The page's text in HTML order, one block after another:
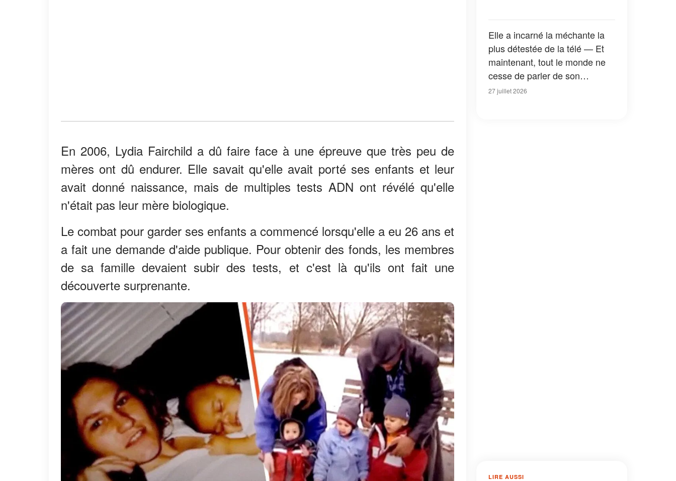
En 2006, Lydia Fairchild a dû faire face à une épreuve que très peu de
mères ont dû endurer. Elle savait qu'elle avait porté ses enfants et leur
avait donné naissance, mais de multiples tests ADN ont révélé qu'elle
n'était pas leur mère biologique.
Le combat pour garder ses enfants a commencé lorsqu'elle a eu 26 ans et
a fait une demande d'aide publique. Pour obtenir des fonds, les membres
de sa famille devaient subir des tests, et c'est là qu'ils ont fait une
découverte surprenante.
Elle a incarné la méchante la
plus détestée de la télé — Et
maintenant, tout le monde ne
cesse de parler de son
apparition dans la nouvelle
27 juillet 2026
LIRE AUSSI